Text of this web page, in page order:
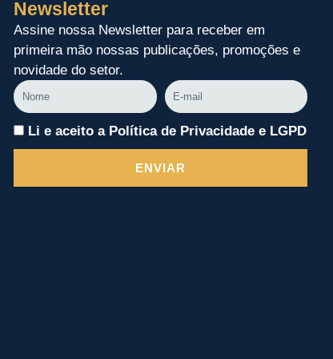
Newsletter
Assine nossa Newsletter para receber em
primeira mão nossas publicações, promoções e
novidade do setor.
Nome
E-
mail
Li e aceito a Política de Privacidade e LGPD
ENVIAR